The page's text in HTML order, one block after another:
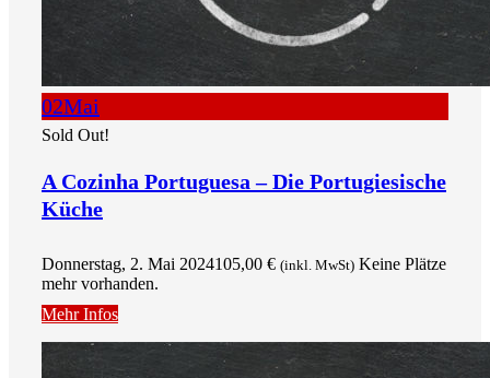
02Mai
Sold Out!
A Cozinha Portuguesa – Die Portugiesische
Küche
Donnerstag, 2. Mai 2024105,00 € (inkl. MwSt) Keine Plätze
mehr vorhanden.
Mehr Infos